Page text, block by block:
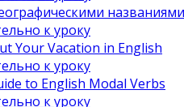
названиями
к уроку
Your Vacation in English
к уроку
to English Modal Verbs
к уроку